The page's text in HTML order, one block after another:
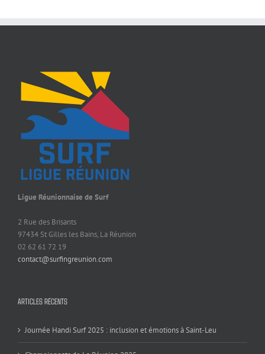
Ligue Réunionnaise de Surf
2 Rue des Brisants
97434 St Gilles les Bains, La Réunion
02 62 61 72 19
contact@surfingreunion.com
ARTICLES RÉCENTS
Journée Handi Surf 2025 : inclusion et émotions à Saint-Leu